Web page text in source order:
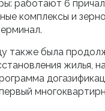
работают 6
комплексы и
также была
жилья,